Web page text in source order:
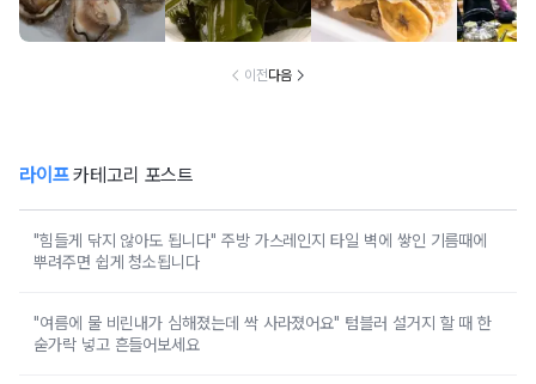
녀노소 보양식처
럼 먹는 음식
싹 다 빠질 줄 몰
랐어요
먹고 있었던 의외
의 음식
외로 안
건
이전다음
라이프카테고리 포스트
"힘들게 닦지 않아도 됩니다" 주방 가스레인지 타일 벽에 쌓인 기름때에
뿌려주면 쉽게 청소됩니다
"여름에 물 비린내가 심해졌는데 싹 사라졌어요" 텀블러 설거지 할 때 한
숟가락 넣고 흔들어보세요